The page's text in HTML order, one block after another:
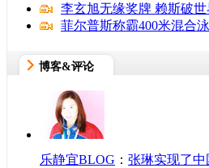
李玄旭无缘奖牌 赖斯破
菲尔普斯称霸400米混合
博客&评论
乐静宜BLOG ： 张琳实现了中